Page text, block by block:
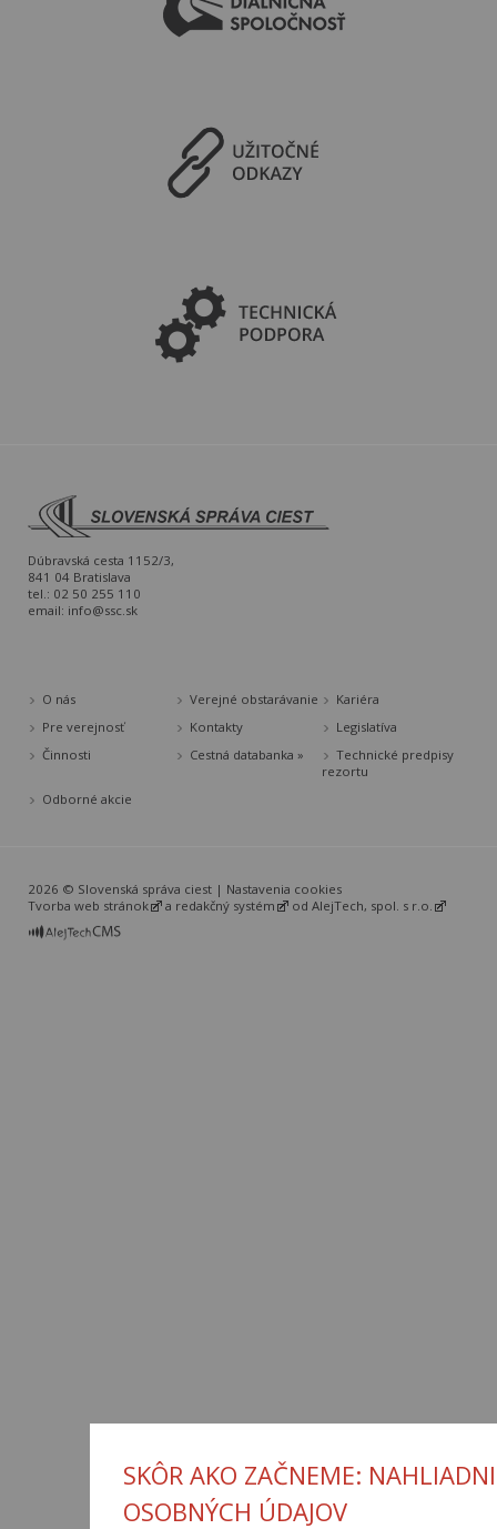
SKÔR AKO ZAČNEME:
OSOBNÝCH ÚDAJOV
Dúbravská cesta 1152/3,
841 04 Bratislava
tel.: 02 50 255 110
email: info@ssc.sk
O nás Verejné obstarávanie
Kariéra
Pre verejnosť
Kontakty
Legislatíva
Činnosti
Cestná databanka »
Technické predpisy
rezortu
Odborné akcie
2026 © Slovenská správa ciest | Nastavenia cookies
Tvorba web stránok
a redakčný systém od AlejTech, spol. s r.o.